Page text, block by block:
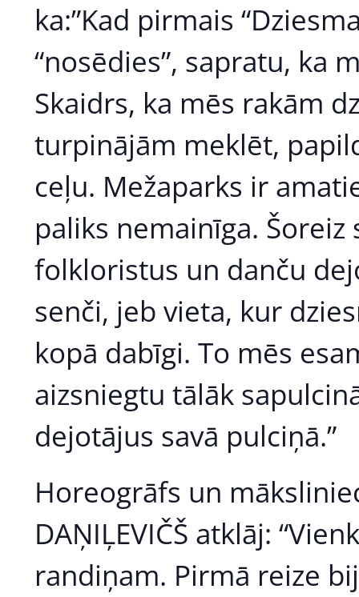
ka:”Kad pirmais
“nosēdies”, sapratu, ka
Skaidrs, ka mēs rakām
turpinājām meklēt,
ceļu. Mežaparks ir
paliks nemainīga.
folkloristus un danču
senči, jeb vieta, kur
kopā dabīgi. To mēs
aizsniegtu tālāk
dejotājus savā pulciņā.”
Horeogrāfs un
DAŅIĻEVIČŠ atklāj:
randiņam. Pirmā reize